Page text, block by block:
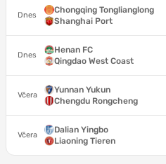
Dnes
Chongqing Tonglianglong
Shanghai Port
Dnes
Henan FC
Qingdao West Coast
Včera
Yunnan Yukun
Chengdu Rongcheng
Včera
Dalian Yingbo
Liaoning Tieren